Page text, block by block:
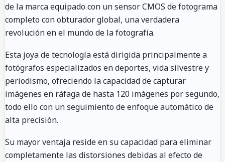
de la marca equipado con un sensor CMOS de fotograma
completo con obturador global, una verdadera
revolución en el mundo de la fotografía.
Esta joya de tecnología está dirigida principalmente a
fotógrafos especializados en deportes, vida silvestre y
periodismo, ofreciendo la capacidad de capturar
imágenes en ráfaga de hasta 120 imágenes por segundo,
todo ello con un seguimiento de enfoque automático de
alta precisión.
Su mayor ventaja reside en su capacidad para eliminar
completamente las distorsiones debidas al efecto de